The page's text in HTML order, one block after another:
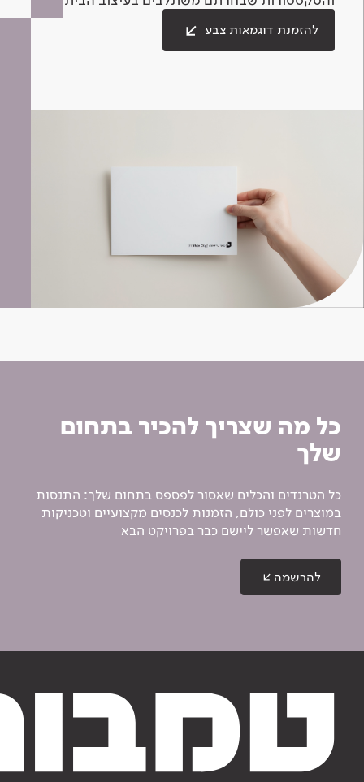
להזמנת דוגמאות צבע
כל מה שצריך להכיר בתחום
שלך
כל הטרנדים והכלים שאסור לפספס בתחום שלך: התנסות
במוצרים לפני כולם, הזמנות לכנסים מקצועיים וטכניקות
חדשות שאפשר ליישם כבר בפרויקט הבא
להרשמה